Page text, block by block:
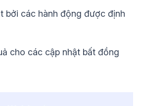
bởi các hành động được định
cho các cập nhật bất đồng